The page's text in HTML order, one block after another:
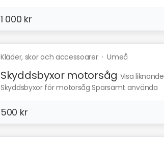
1 000 kr
Kläder, skor och accessoarer·Umeå
Skyddsbyxor motorsåg Visa liknande
Skyddsbyxor för motorsåg Sparsamt använda
500 kr